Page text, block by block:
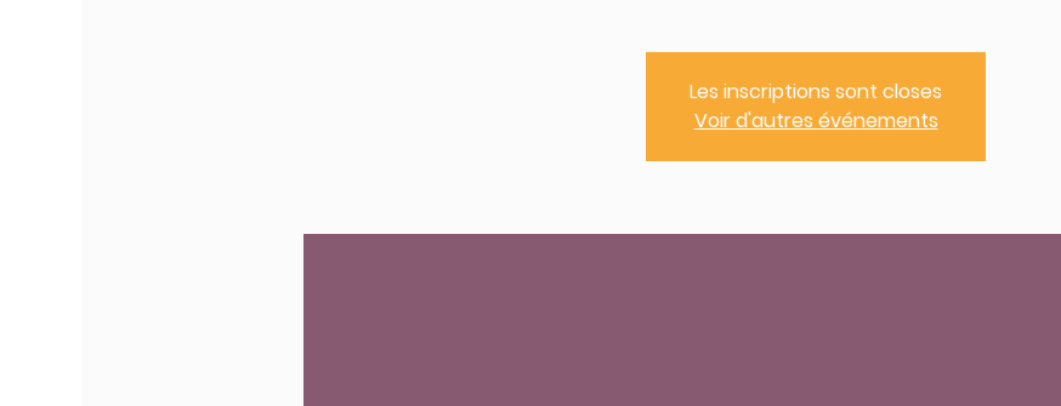
Les inscriptions sont closes
Voir d'autres événements